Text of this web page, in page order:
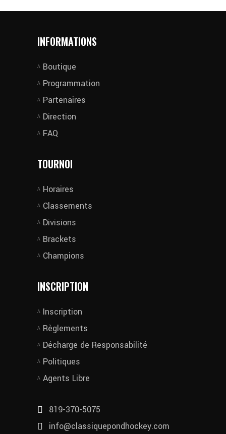
INFORMATIONS
Boutique
Programmation
Partenaires
Direction
FAQ
TOURNOI
Horaires
Classements
Divisions
Brackets
Champions
INSCRIPTION
Inscription
Règlements
Décharge de Responsabilité
Politiques
Agents Libre
819-370-5075
info@classiquepondhockey.com